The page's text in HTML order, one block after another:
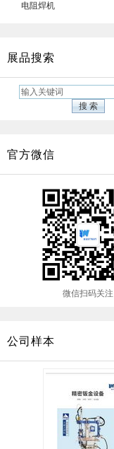
电阻焊机
展品搜索
官方微信
微信扫码关注
公司样本